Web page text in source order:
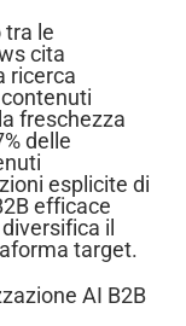
tra le
cita
ricerca
freschezza
delle
esplicite di
efficace
il
target.
AI B2B